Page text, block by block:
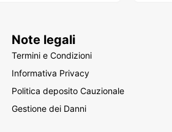
Note legali
Termini e Condizioni
Informativa Privacy
Politica deposito Cauzionale
Gestione dei Danni